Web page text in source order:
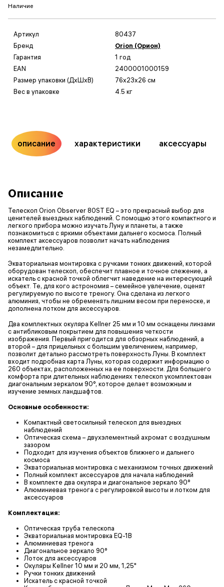
Наличие
Артикул
80437
Бренд
Orion (Орион)
Гарантия
1 год
EAN
2400001000159
Размер упаковки (ДxШxВ)
76x23x26 см
Вес в упаковке
4.5 кг
описание характеристики аксессуары
Описание
Телескоп Orion Observer 80ST EQ – это прекрасный выбор для
ценителей выездных наблюдений. С помощью этого компактного и
легкого прибора можно изучать Луну и планеты, а также
познакомиться с яркими объектами дальнего космоса. Полный
комплект аксессуаров позволит начать наблюдения
незамедлительно.
Экваториальная монтировка с ручками тонких движений, которой
оборудован телескоп, обеспечит плавное и точное слежение, а
искатель с красной точкой облегчит наведение на интересующий
объект. Те, для кого астрономия – семейное увлечение, оценят
регулируемую по высоте треногу. Она сделана из легкого
алюминия, чтобы не обременять лишним весом при переноске, и
дополнена лотком для аксессуаров.
Два комплектных окуляра Kellner 25 мм и 10 мм оснащены линзами
с антибликовым покрытием для повышения четкости
изображения. Первый пригодится для обзорных наблюдений, а
второй – для прицельных с большим увеличением, например,
позволит детально рассмотреть поверхность Луны. В комплект
входит подробная карта Луны, которая содержит информацию о
260 объектах, расположенных на ее поверхности. Для большего
комфорта при длительных наблюдениях телескоп укомплектован
диагональным зеркалом 90°, которое делает возможным и
изучение земных ландшафтов.
Основные особенности:
Компактный светосильный телескоп для выездных
наблюдений
Оптическая схема – двухэлементный ахромат с воздушным
зазором
Подходит для изучения объектов ближнего и дальнего
космоса
Экваториальная монтировка с механизмом точных движений
Полный комплект аксессуаров для начала наблюдений
В комплекте два окуляра и диагональное зеркало 90°
Алюминиевая тренога с регулировкой высоты и лотком для
аксессуаров
Комплектация:
Оптическая труба телескопа
Экваториальная монтировка EQ-1B
Алюминиевая тренога
Диагональное зеркало 90°
Лоток для аксессуаров
Окуляры Kellner 10 мм и 20 мм, 1,25"
Ручки тонких движений
Искатель с красной точкой